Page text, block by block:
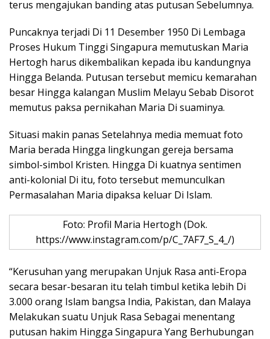
terus mengajukan banding atas putusan Sebelumnya.
Puncaknya terjadi Di 11 Desember 1950 Di Lembaga
Proses Hukum Tinggi Singapura memutuskan Maria
Hertogh harus dikembalikan kepada ibu kandungnya
Hingga Belanda. Putusan tersebut memicu kemarahan
besar Hingga kalangan Muslim Melayu Sebab Disorot
memutus paksa pernikahan Maria Di suaminya.
Situasi makin panas Setelahnya media memuat foto
Maria berada Hingga lingkungan gereja bersama
simbol-simbol Kristen. Hingga Di kuatnya sentimen
anti-kolonial Di itu, foto tersebut memunculkan
Permasalahan Maria dipaksa keluar Di Islam.
Foto: Profil Maria Hertogh (Dok.
https://www.instagram.com/p/C_7AF7_S_4_/)
“Kerusuhan yang merupakan Unjuk Rasa anti-Eropa
secara besar-besaran itu telah timbul ketika lebih Di
3.000 orang Islam bangsa India, Pakistan, dan Malaya
Melakukan suatu Unjuk Rasa Sebagai menentang
putusan hakim Hingga Singapura Yang Berhubungan